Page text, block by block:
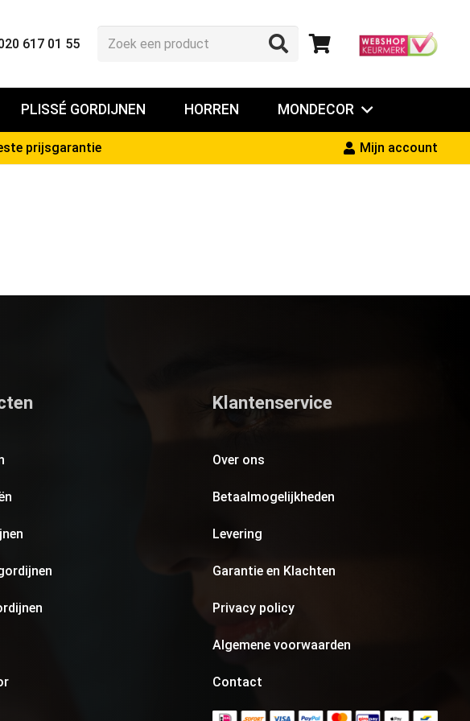
617 01 55
PLISSÉ GORDIJNEN HORREN MONDECOR
prijsgarantie Mijn account
Klantenservice
Over ons
Betaalmogelijkheden
Levering
Garantie en Klachten
Privacy policy
Algemene voorwaarden
Contact